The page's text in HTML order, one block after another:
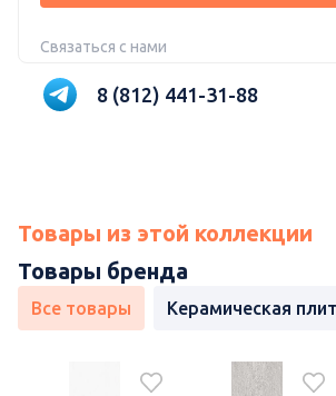
Связаться с нами
8 (812) 441-31-88
Товары из этой коллекции
Товары бренда
Все товары Керамическая